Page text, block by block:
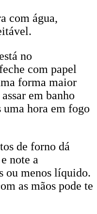
com água,
no
com papel
forma maior
em banho
uma hora em fogo
de forno dá
note a
ou menos líquido.
as mãos pode te